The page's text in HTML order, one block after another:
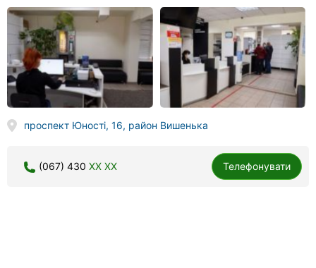
проспект Юності, 16, район Вишенька
(067) 430 XX XX Телефонувати